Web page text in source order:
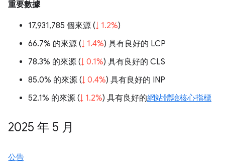
重要數據
17,931,785 個來源 (↓ 1.2%)
66.7% 的來源 (↓ 1.4%) 具有良好的 LCP
78.3% 的來源 (↓ 0.1%) 具有良好的 CLS
85.0% 的來源 (↓ 0.4%) 具有良好的 INP
52.1% 的來源 (↓ 1.2%) 具有良好的網站體驗核心指標
2025 年 5 月
公告